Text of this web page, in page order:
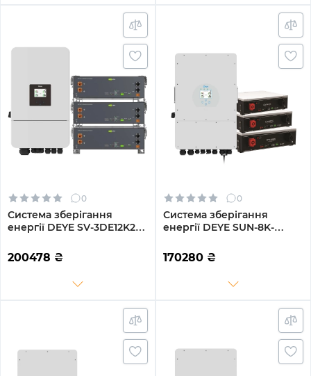
0
Система зберігання
енергії DEYE SV-3DE12K2-
3BAT LiFePO4 ≥6000
циклів (SV-3DE12K2-
200478 ₴
0
Система зберігання
енергії DEYE SUN-8K-
8000W 15.36kh 3BAT
LiFePO4 6000 циклів
170280 ₴